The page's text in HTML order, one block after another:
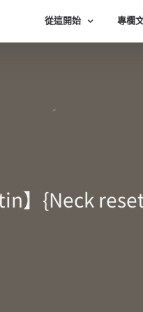
從這開始 專欄
】{Neck